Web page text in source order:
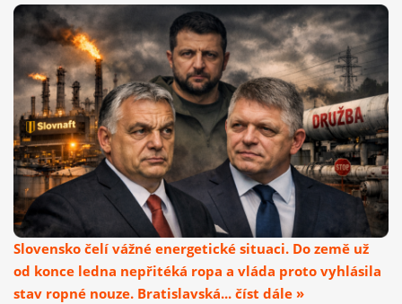
Slovensko čelí vážné energetické situaci. Do země už
od konce ledna nepřitéká ropa a vláda proto vyhlásila
stav ropné nouze. Bratislavská... číst dále »